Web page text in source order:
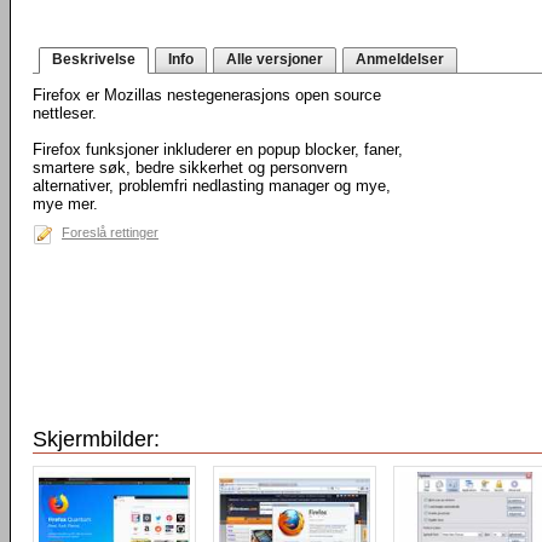
Beskrivelse Info Alle versjoner Anmeldelser
Firefox er Mozillas nestegenerasjons open source
nettleser.
Firefox funksjoner inkluderer en popup blocker, faner,
smartere søk, bedre sikkerhet og personvern
alternativer, problemfri nedlasting manager og mye,
mye mer.
Foreslå rettinger
Skjermbilder: